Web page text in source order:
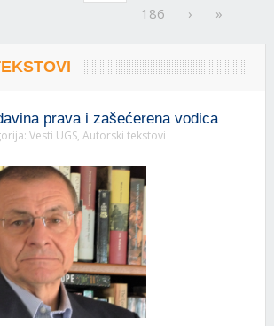
186
› »
prava i zašećerena vodica
Vesti UGS, Autorski tekstovi